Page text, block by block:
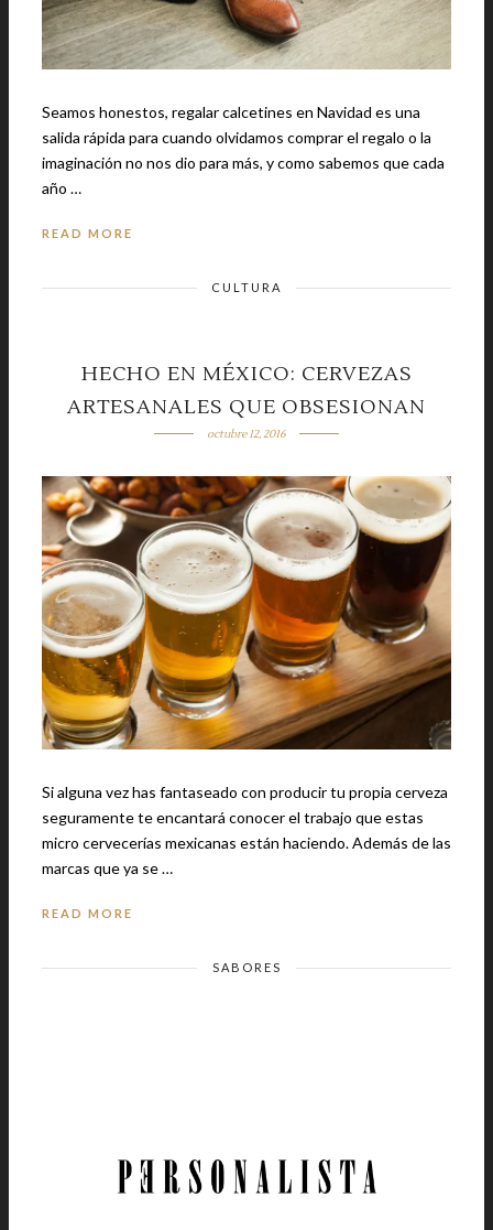
Seamos honestos, regalar calcetines en Navidad es una
salida rápida para cuando olvidamos comprar el regalo o la
imaginación no nos dio para más, y como sabemos que cada
año …
READ MORE
CULTURA
HECHO EN MÉXICO: CERVEZAS
ARTESANALES QUE OBSESIONAN
octubre 12, 2016
Si alguna vez has fantaseado con producir tu propia cerveza
seguramente te encantará conocer el trabajo que estas
micro cervecerías mexicanas están haciendo. Además de las
marcas que ya se …
READ MORE
SABORES